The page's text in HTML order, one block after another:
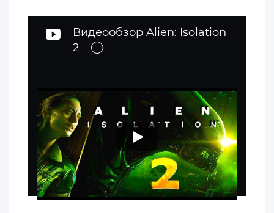
Видеообзор Alien: Isolation
2